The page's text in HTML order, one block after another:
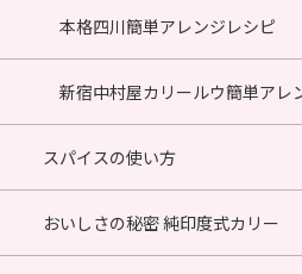
本格四川簡単アレンジレシピ
新宿中村屋カリールウ簡単アレ
スパイスの使い方
おいしさの秘密 純印度式カリー